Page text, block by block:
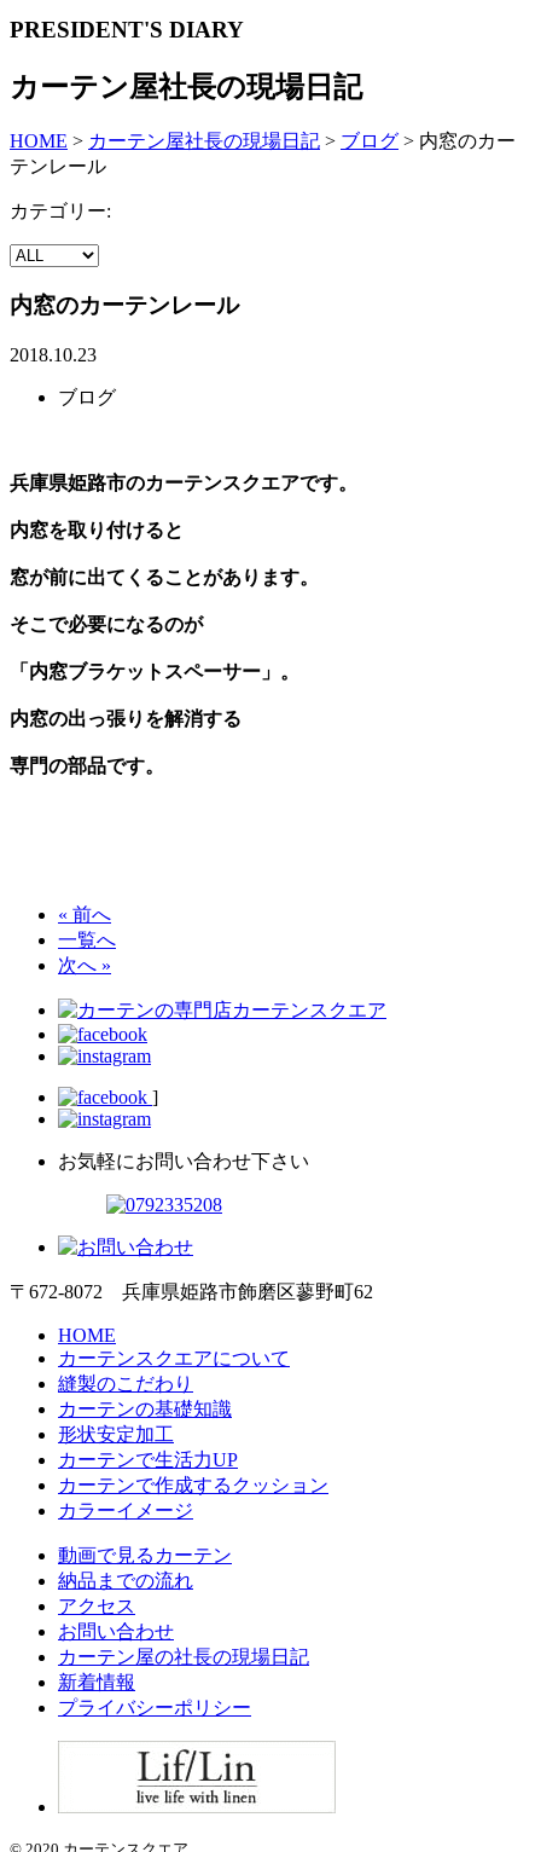
PRESIDENT'S DIARY
カーテン屋社長の現場日記
HOME > カーテン屋社長の現場日記 > ブログ > 内窓のカー
テンレール
カテゴリー:
内窓のカーテンレール
2018.10.23
ブログ
兵庫県姫路市のカーテンスクエアです。
内窓を取り付けると
窓が前に出てくることがあります。
そこで必要になるのが
「内窓ブラケットスペーサー」。
内窓の出っ張りを解消する
専門の部品です。
« 前へ
一覧へ
次へ »
]
お気軽にお問い合わせ下さい
〒672-8072 兵庫県姫路市飾磨区蓼野町62
HOME
カーテンスクエアについて
縫製のこだわり
カーテンの基礎知識
形状安定加工
カーテンで生活力UP
カーテンで作成するクッション
カラーイメージ
動画で見るカーテン
納品までの流れ
アクセス
お問い合わせ
カーテン屋の社長の現場日記
新着情報
プライバシーポリシー